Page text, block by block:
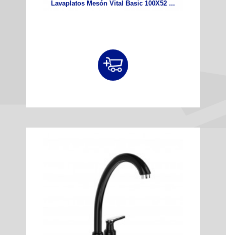
Lavaplatos Mesón Vital Basic 100X52 ...